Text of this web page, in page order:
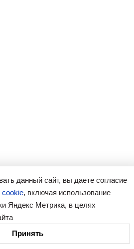
данный сайт, вы даете согласие
, включая использование
Яндекс Метрика, в целях
Принять